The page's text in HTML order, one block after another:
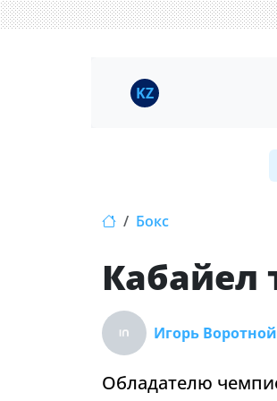
KZ
Бокс
Кабайел
Игорь Воротной
Обладателю